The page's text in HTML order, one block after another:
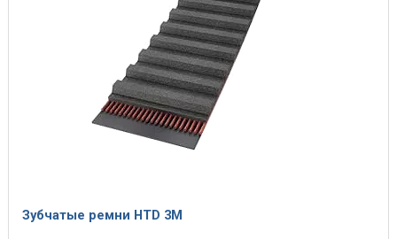
Зубчатые ремни HTD 3M